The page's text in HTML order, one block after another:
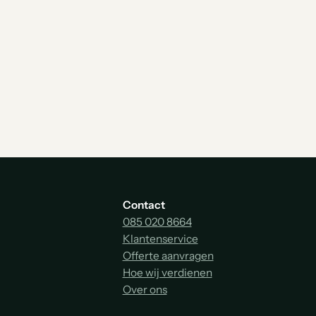
Contact
085 020 8664
Klantenservice
Offerte aanvragen
Hoe wij verdienen
Over ons